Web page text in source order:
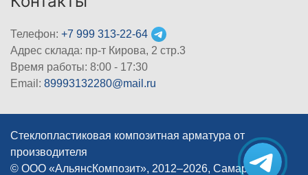
Телефон: +7 999 313-22-64
Адрес склада: пр-т Кирова, 2 стр.3
Время работы: 8:00 - 17:30
Email: 89993132280@mail.ru
Стеклопластиковая композитная арматура от
производителя
© ООО «АльянсКомпозит», 2012–2026, Самара |